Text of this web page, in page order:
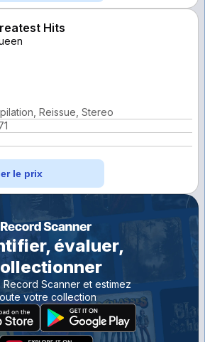
Hits
Reissue, Stereo
le prix
évaluer,
Record Scanner et estimez
votre collection